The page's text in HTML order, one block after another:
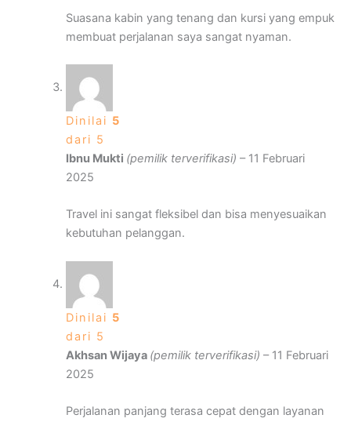
Suasana kabin yang tenang dan kursi yang empuk
membuat perjalanan saya sangat nyaman.
Dinilai 5
dari 5
Ibnu Mukti (pemilik terverifikasi) – 11 Februari
2025
Travel ini sangat fleksibel dan bisa menyesuaikan
kebutuhan pelanggan.
Dinilai 5
dari 5
Akhsan Wijaya (pemilik terverifikasi) – 11 Februari
2025
Perjalanan panjang terasa cepat dengan layanan